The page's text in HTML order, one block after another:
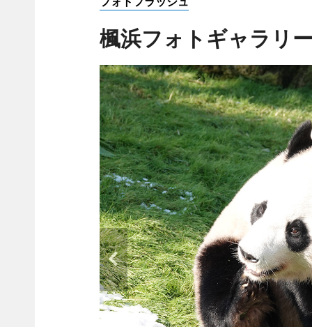
楓浜フォトギャラリ